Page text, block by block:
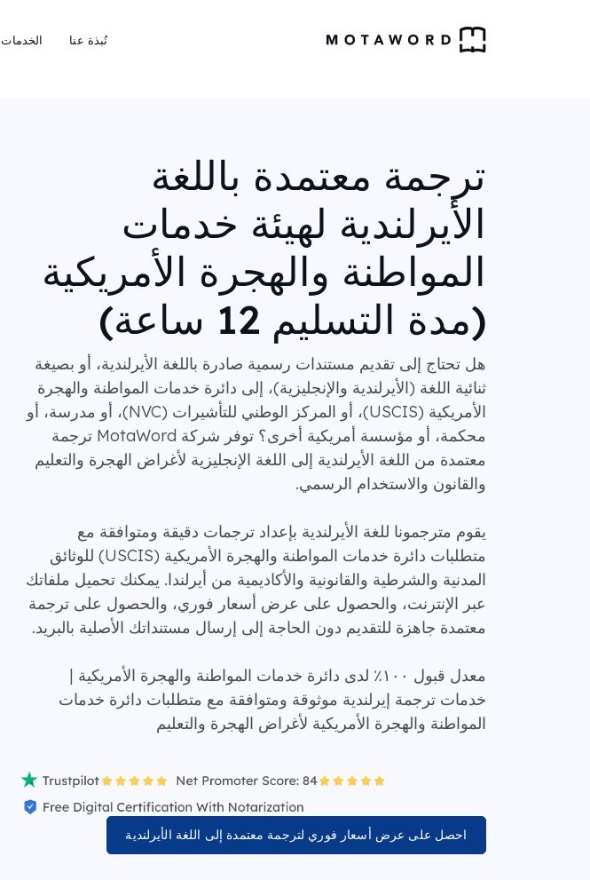
نُبذة عنا الخدمات
ترجمة معتمدة باللغة
الأيرلندية لهيئة خدمات
المواطنة والهجرة الأمريكية
(مدة التسليم 12 ساعة)
هل تحتاج إلى تقديم مستندات رسمية صادرة باللغة الأيرلندية، أو بصيغة
ثنائية اللغة (الأيرلندية والإنجليزية)، إلى دائرة خدمات المواطنة والهجرة
الأمريكية (USCIS)، أو المركز الوطني للتأشيرات (NVC)، أو مدرسة، أو
محكمة، أو مؤسسة أمريكية أخرى؟ توفر شركة MotaWord ترجمة
معتمدة من اللغة الأيرلندية إلى اللغة الإنجليزية لأغراض الهجرة والتعليم
والقانون والاستخدام الرسمي.
يقوم مترجمونا للغة الأيرلندية بإعداد ترجمات دقيقة ومتوافقة مع
متطلبات دائرة خدمات المواطنة والهجرة الأمريكية (USCIS) للوثائق
المدنية والشرطية والقانونية والأكاديمية من أيرلندا. يمكنك تحميل ملفاتك
عبر الإنترنت، والحصول على عرض أسعار فوري، والحصول على ترجمة
معتمدة جاهزة للتقديم دون الحاجة إلى إرسال مستنداتك الأصلية بالبريد.
معدل قبول ١٠٠٪ لدى دائرة خدمات المواطنة والهجرة الأمريكية |
خدمات ترجمة إيرلندية موثوقة ومتوافقة مع متطلبات دائرة خدمات
المواطنة والهجرة الأمريكية لأغراض الهجرة والتعليم
احصل على عرض أسعار فوري لترجمة معتمدة إلى اللغة الأيرلندية